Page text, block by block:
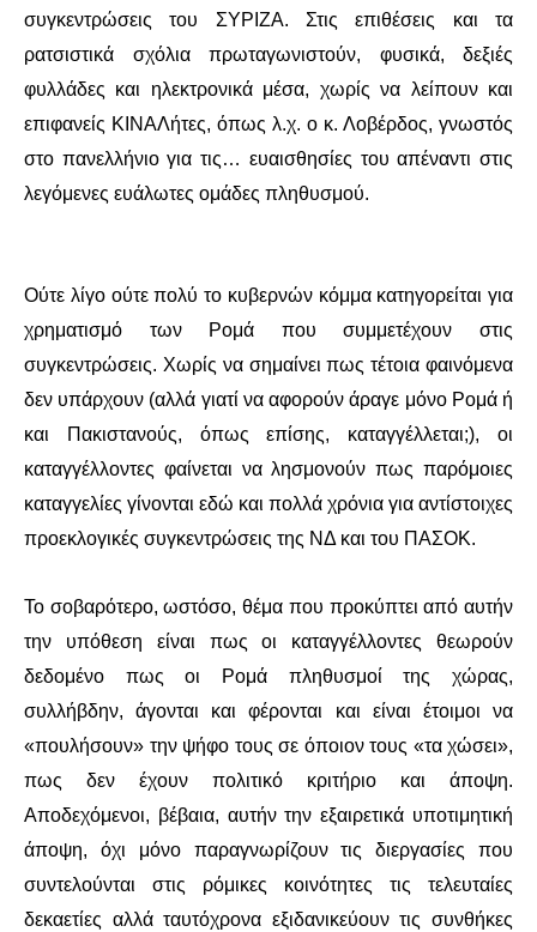
ΑΝΑΤΟΛΙΚΉ ΕΥΡΏΠΗ / ΒΑΛΚΆΝΙΑ
ΔΥΤΙΚΉ ΕΥΡΏΠΗ
ΜΈΣΗ ΑΝΑΤΟΛΉ / ΒΌΡΕΙΑ ΑΦΡΙΚΉ
ΛΑΤΙΝΙΚΉ ΑΜΕΡΙΚΉ
ΑΣΊΑ / ΩΚΕΑΝΊΑ
ΑΦΡΙΚΉ
ΕΡΓΑΤΙΚΌ ΚΊΝΗΜΑ
ΚΙΝΗΤΟΠΟΙΉΣΕΙΣ
ΕΙΔΉΣΕΙΣ
ΑΝΑΚΟΙΝΏΣΕΙΣ
ΑΝΑΛΎΣΕΙΣ
ΚΙΝΉΜΑΤΑ
ΚΙΝΗΤΟΠΟΙΉΣΕΙΣ
ΕΙΔΉΣΕΙΣ
συγκεντρώσεις του ΣΥΡΙΖΑ. Στις επιθέσεις και τα
ρατσιστικά σχόλια πρωταγωνιστούν, φυσικά, δεξιές
φυλλάδες και ηλεκτρονικά μέσα, χωρίς να λείπουν και
επιφανείς ΚΙΝΑΛήτες, όπως λ.χ. ο κ. Λοβέρδος, γνωστός
στο πανελλήνιο για τις… ευαισθησίες του απέναντι στις
λεγόμενες ευάλωτες ομάδες πληθυσμού.
Ούτε λίγο ούτε πολύ το κυβερνών κόμμα κατηγορείται για
χρηματισμό των Ρομά που συμμετέχουν στις
συγκεντρώσεις. Χωρίς να σημαίνει πως τέτοια φαινόμενα
δεν υπάρχουν (αλλά γιατί να αφορούν άραγε μόνο Ρομά ή
και Πακιστανούς, όπως επίσης, καταγγέλλεται;), οι
καταγγέλλοντες φαίνεται να λησμονούν πως παρόμοιες
καταγγελίες γίνονται εδώ και πολλά χρόνια για αντίστοιχες
προεκλογικές συγκεντρώσεις της ΝΔ και του ΠΑΣΟΚ.
Το σοβαρότερο, ωστόσο, θέμα που προκύπτει από αυτήν
την υπόθεση είναι πως οι καταγγέλλοντες θεωρούν
δεδομένο πως οι Ρομά πληθυσμοί της χώρας,
συλλήβδην, άγονται και φέρονται και είναι έτοιμοι να
«πουλήσουν» την ψήφο τους σε όποιον τους «τα χώσει»,
πως δεν έχουν πολιτικό κριτήριο και άποψη.
Αποδεχόμενοι, βέβαια, αυτήν την εξαιρετικά υποτιμητική
άποψη, όχι μόνο παραγνωρίζουν τις διεργασίες που
συντελούνται στις ρόμικες κοινότητες τις τελευταίες
δεκαετίες αλλά ταυτόχρονα εξιδανικεύουν τις συνθήκες